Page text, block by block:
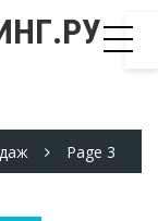
Page 3